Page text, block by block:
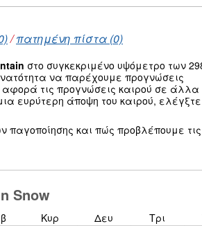
/πατημένη πίστα (0)
στο συγκεκριμένο υψόμετρο των
να παρέχουμε προγνώσεις
τις προγνώσεις καιρού σε άλλα
ευρύτερη άποψη του καιρού, ελέγξτε
παγοποίησης και πώς προβλέπουμε τις